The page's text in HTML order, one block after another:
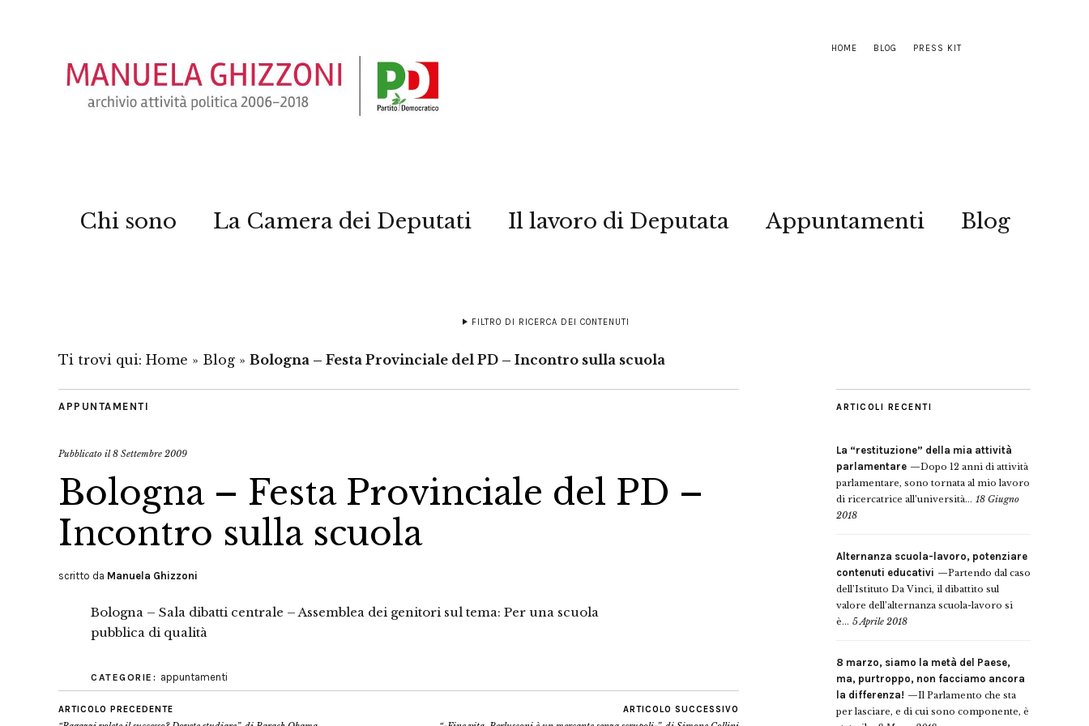
HOME BLOG PRESS KIT
Chi sono La Camera dei Deputati Il lavoro di Deputata Appuntamenti Blog
FILTRO DI RICERCA DEI CONTENUTI
Ti trovi qui: Home » Blog » Bologna – Festa Provinciale del PD – Incontro sulla scuola
APPUNTAMENTI
Pubblicato il8 Settembre 2009
Bologna – Festa Provinciale del PD –
Incontro sulla scuola
scritto da Manuela Ghizzoni
Bologna – Sala dibatti centrale – Assemblea dei genitori sul tema: Per una scuola
pubblica di qualità
CATEGORIE: appuntamenti
ARTICOLO PRECEDENTE ARTICOLO SUCCESSIVO
ARTICOLI RECENTI
La “restituzione” della mia attività
parlamentare
Dopo 12 anni di attività
parlamentare, sono tornata al mio lavoro
di ricercatrice all’università... 18 Giugno
2018
Alternanza scuola-lavoro, potenziare
contenuti educativi
Partendo dal caso
dell’Istituto Da Vinci, il dibattito sul
valore dell’alternanza scuola-lavoro si
è... 5 Aprile 2018
8 marzo, siamo la metà del Paese,
ma, purtroppo, non facciamo ancora
la differenza!
Il Parlamento che sta
per lasciare, e di cui sono componente, è